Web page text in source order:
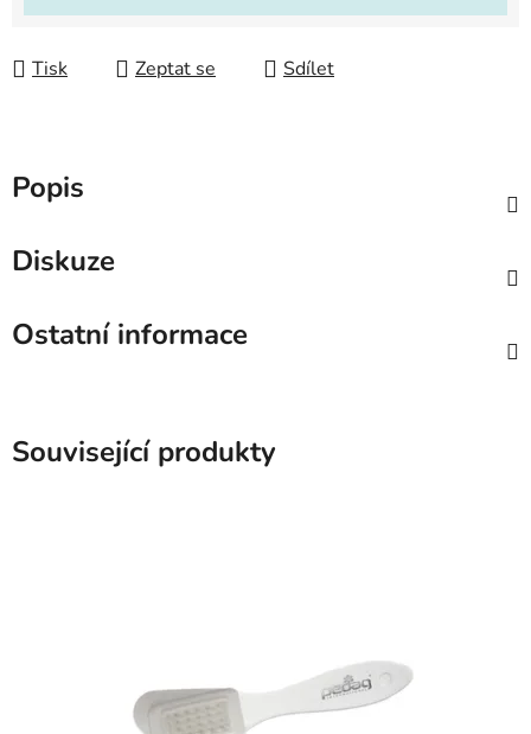
Tisk Zeptat se Sdílet
Popis
Diskuze
Ostatní informace
Související produkty